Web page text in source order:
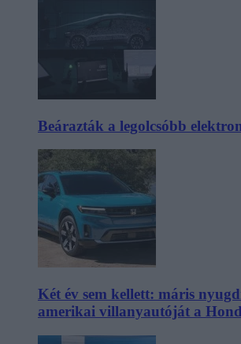
Beárazták a legolcsóbb
Két év sem kellett: máris
amerikai villanyautóját a